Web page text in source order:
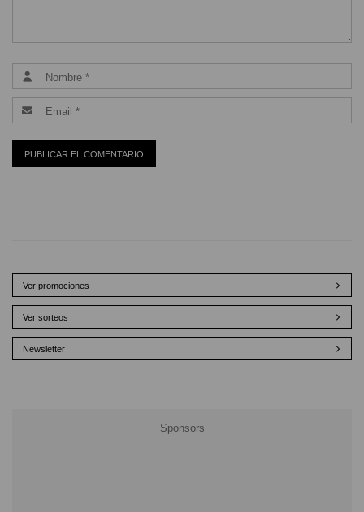
Ver promociones
Ver sorteos
Newsletter